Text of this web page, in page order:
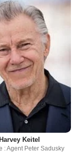
Harvey Keitel
: Agent Peter Sadusky